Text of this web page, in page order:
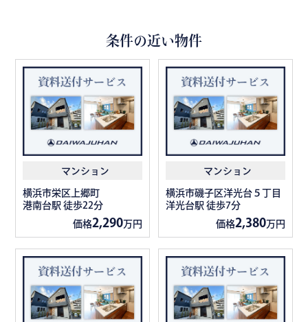
条件の近い物件
マンション
横浜市栄区上郷町
港南台駅 徒歩22分
価格2,290万円
マンション
横浜市磯子区洋光台５丁目
洋光台駅 徒歩7分
価格2,380万円